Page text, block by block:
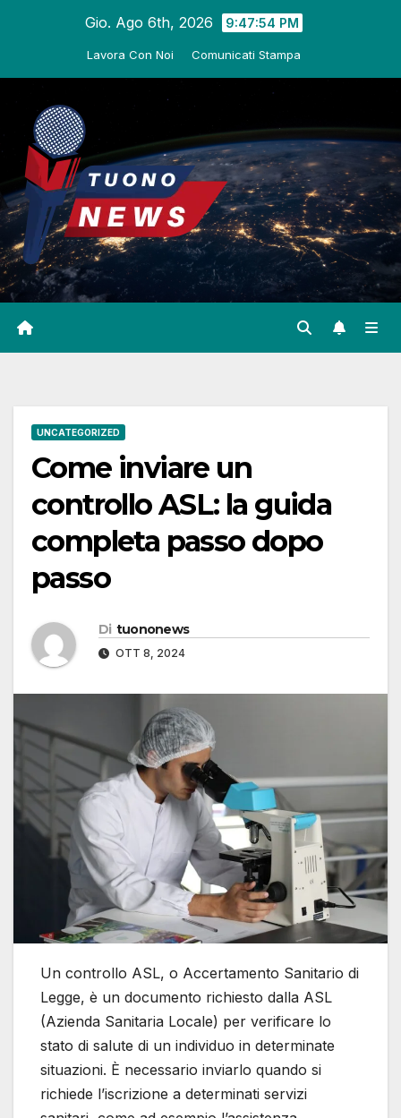
Gio. Ago 6th, 2026 9:47:55 PM
Lavora Con Noi Comunicati Stampa
UNCATEGORIZED
Come inviare un
controllo ASL: la guida
completa passo dopo
passo
Di tuononews
OTT 8, 2024
Un controllo ASL, o Accertamento Sanitario di
Legge, è un documento richiesto dalla ASL
(Azienda Sanitaria Locale) per verificare lo
stato di salute di un individuo in determinate
situazioni. È necessario inviarlo quando si
richiede l’iscrizione a determinati servizi